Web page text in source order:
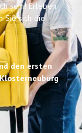
sein! Erleben
Sie sich die
den ersten